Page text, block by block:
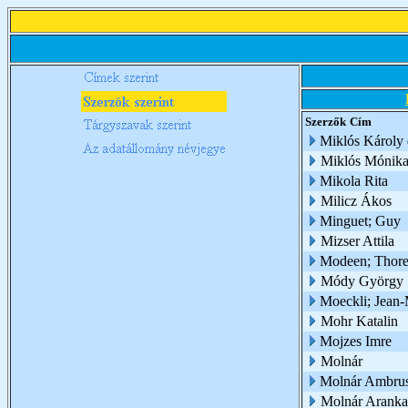
Szerzők Cím
Miklós Károly
Miklós Mónika
Mikola Rita
Milicz Ákos
Minguet; Guy
Mizser Attila
Modeen; Thore
Módy György
Moeckli; Jean-
Mohr Katalin
Mojzes Imre
Molnár
Molnár
Molnár Aranka